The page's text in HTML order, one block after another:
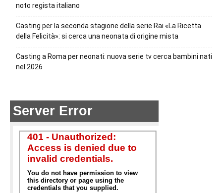
noto regista italiano
Casting per la seconda stagione della serie Rai «La Ricetta
della Felicità»: si cerca una neonata di origine mista
Casting a Roma per neonati: nuova serie tv cerca bambini nati
nel 2026